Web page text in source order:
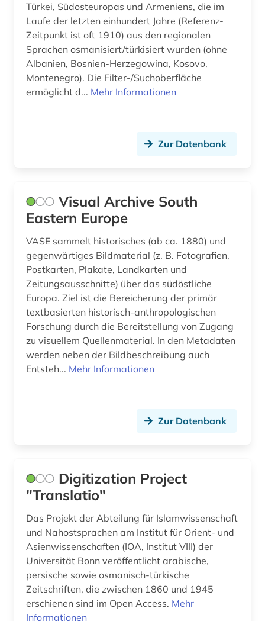
Türkei, Südosteuropas und Armeniens, die im
Laufe der letzten einhundert Jahre (Referenz-
Zeitpunkt ist oft 1910) aus den regionalen
Sprachen osmanisiert/türkisiert wurden (ohne
Albanien, Bosnien-Herzegowina, Kosovo,
Montenegro). Die Filter-/Suchoberfläche
ermöglicht d... Mehr Informationen
Zur Datenbank
Visual Archive South
Eastern Europe
VASE sammelt historisches (ab ca. 1880) und
gegenwärtiges Bildmaterial (z. B. Fotografien,
Postkarten, Plakate, Landkarten und
Zeitungsausschnitte) über das südöstliche
Europa. Ziel ist die Bereicherung der primär
textbasierten historisch-anthropologischen
Forschung durch die Bereitstellung von Zugang
zu visuellem Quellenmaterial. In den Metadaten
werden neben der Bildbeschreibung auch
Entsteh... Mehr Informationen
Zur Datenbank
Digitization Project
"Translatio"
Das Projekt der Abteilung für Islamwissenschaft
und Nahostsprachen am Institut für Orient- und
Asienwissenschaften (IOA, Institut VIII) der
Universität Bonn veröffentlicht arabische,
persische sowie osmanisch-türkische
Zeitschriften, die zwischen 1860 und 1945
erschienen sind im Open Access. Mehr
Informationen